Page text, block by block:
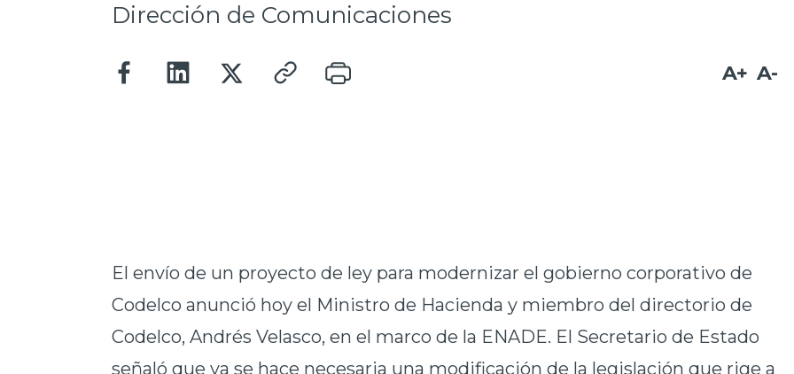
Dirección de Comunicaciones
A+ A-
El envío de un proyecto de ley para modernizar el gobierno corporativo de
Codelco anunció hoy el Ministro de Hacienda y miembro del directorio de
Codelco, Andrés Velasco, en el marco de la ENADE. El Secretario de Estado
señaló que ya se hace necesaria una modificación de la legislación que rige a